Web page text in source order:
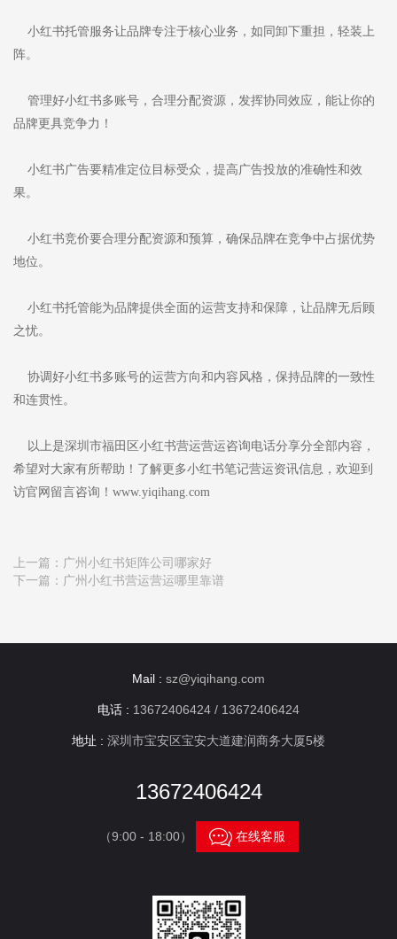
小红书托管服务让品牌专注于核心业务，如同卸下重担，轻装上
阵。
管理好小红书多账号，合理分配资源，发挥协同效应，能让你的
品牌更具竞争力！
小红书广告要精准定位目标受众，提高广告投放的准确性和效
果。
小红书竞价要合理分配资源和预算，确保品牌在竞争中占据优势
地位。
小红书托管能为品牌提供全面的运营支持和保障，让品牌无后顾
之忧。
协调好小红书多账号的运营方向和内容风格，保持品牌的一致性
和连贯性。
以上是深圳市福田区小红书营运营运咨询电话分享分全部内容，
希望对大家有所帮助！了解更多小红书笔记营运资讯信息，欢迎到
访官网留言咨询！www.yiqihang.com
上一篇： 广州小红书矩阵公司哪家好
下一篇： 广州小红书营运营运哪里靠谱
Mail : sz@yiqihang.com
电话 : 13672406424 / 13672406424
地址 : 深圳市宝安区宝安大道建润商务大厦5楼
13672406424
（9:00 - 18:00） 在线客服